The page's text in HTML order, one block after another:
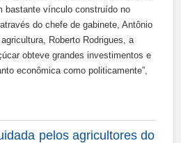
bastante vínculo construído no
do chefe de gabinete, Antônio
Roberto Rodrigues, a
obteve grandes investimentos e
econômica como politicamente”,
pelos agricultores do